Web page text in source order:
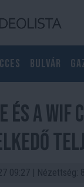
Bulvár
és a
09:27 | Nézettség: